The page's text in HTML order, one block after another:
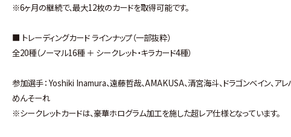
※6ヶ月の継続で、最大12枚のカードを取得可能です。
■ トレーディングカード ラインナップ（一部抜粋）
全20種（ノーマル16種 ＋ シークレット・キラカード4種）
参加選手： Yoshiki Inamura、遠藤哲哉、AMAKUSA、清宮海斗、ドラゴンベイン、ア
めんそーれ
※シークレットカードは、豪華ホログラム加工を施した超レア仕様となっています。